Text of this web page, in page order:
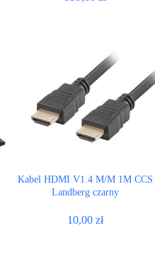
Kabel HDMI V1.4 M/­M 1M CCS
Landberg czarny
10,00zł